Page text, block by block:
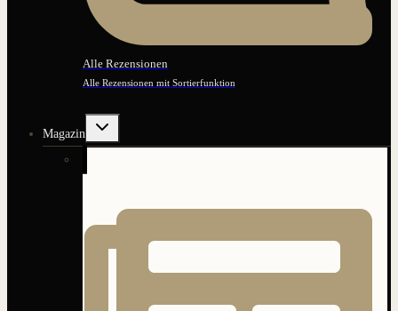
Alle Rezensionen
Alle Rezensionen mit Sortierfunktion
Magazin
Untermenü